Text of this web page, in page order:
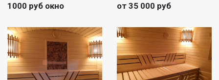
1000 руб окно
от 35 000 руб